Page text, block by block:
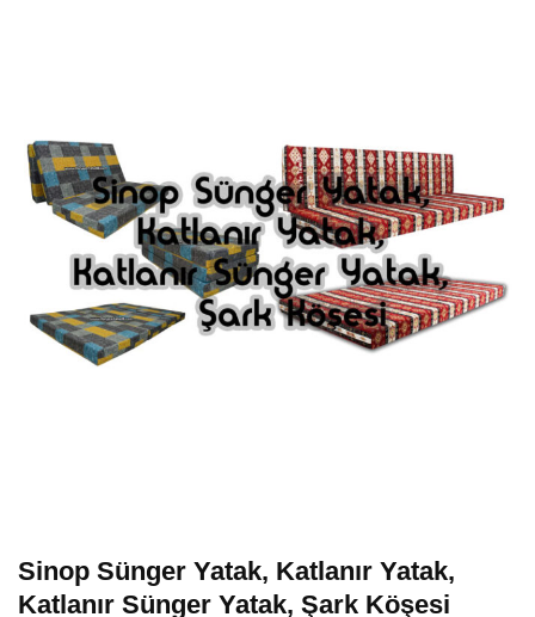
Sinop Sünger Yatak, Katlanır Yatak,
Katlanır Sünger Yatak, Şark Köşesi